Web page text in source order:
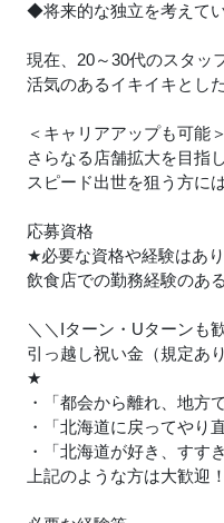
◆将来的な独立を考えて
現在、20～30代のスタッ
活気のあるイキイキとし
＜キャリアアップも可能＞
さらなる店舗拡大を目指
スピード出世を狙う方に
応募資格
★必要な資格や経験はあ
飲食店での勤務経験のあ
＼＼Iターン・Uターンも
引っ越し祝い金（規定あ
★
・「都会から離れ、地方
・「北海道に戻ってやり
・「北海道が好き、すす
上記のような方は大歓迎！